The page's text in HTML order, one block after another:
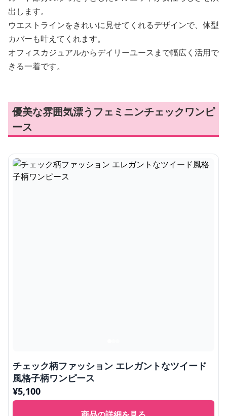
出します。
ウエストラインをきれいに見せてくれるデザインで、体型
カバーも叶えてくれます。
オフィスカジュアルからデイリーユースまで幅広く活用で
きる一着です。
優美な雰囲気漂うフェミニンチェックワンピ
ース
チェック柄ファッション エレガントなツイード
風格子柄ワンピース
¥5,100